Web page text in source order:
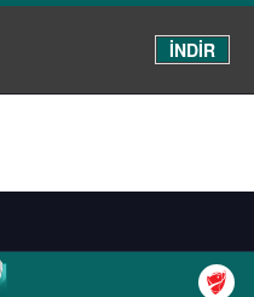
İNDİR